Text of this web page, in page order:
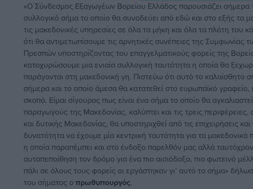
«Ο Σύνδεσμος Εξαγωγέων Βορείου Ελλάδος παρουσιάζει σήμερα
συλλογικό σήμα το οποίο θα συνοδεύει από εδώ και στο εξής τα
τις μακεδονικές υπηρεσίες σε όλα τα μήκη και όλα τα πλάτη του
ότι θα αντιμετωπίσουμε τις αρνητικές συνέπειες της Συμφωνίας
Πρεσπών υποστηρίζοντας του επαγγελματικούς φορείς της
κατοχυρώσουμε μια ενιαία συλλογική ταυτότητα η οποία θα
παράγονται στη μακεδονική γη. Πιστεύω ότι αυτό το καλαίσθητο
σήμερα και το οποίο άμεσα θα κατατεθεί στο ευρωπαϊκό γραφείο,
σκοπό. Είμαι σίγουρος πως είναι ένα σήμα το οποίο θα
παραγωγούς της Μακεδονίας, καλύπτει και τις τρεις περιφέρειες,
και δυτικής Μακεδονίας, θα υποστηριχθεί από τις επιχειρήσεις
δυνατότητα να έχουμε μία κεντρική ταυτότητα για τα μακεδονικά
η οποία παραπέμπει και στο ένδοξο παρελθόν μας αλλά
αυτοπεποίθηση τον δρόμο για ένα πιο αισιόδοξο, πιο φωτεινό
πάλι σε όλους τους φορείς οι εργάστηκαν γι’ αυτό το σήμα»
του σήματος ο πρωθυπουργός.